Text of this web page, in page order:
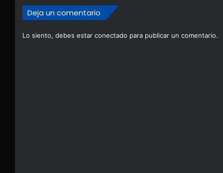
Deja un comentario
Lo siento, debes estar conectado para publicar un comentario.